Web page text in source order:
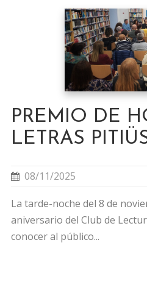
PREMIO DE
LETRAS
08/11/2025
La tarde-noche del 8 de
aniversario del Club de
conocer al público...